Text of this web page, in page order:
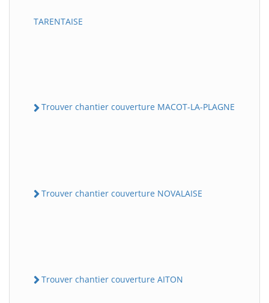
TARENTAISE
Trouver chantier couverture MACOT-LA-PLAGNE
Trouver chantier couverture NOVALAISE
Trouver chantier couverture AITON